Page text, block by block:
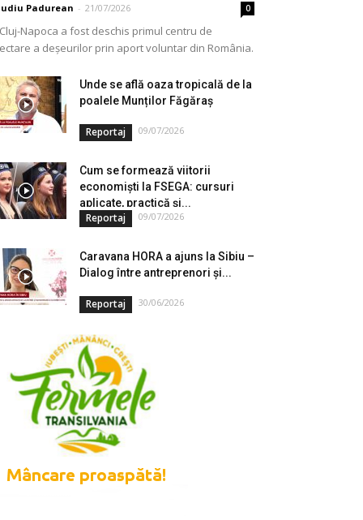
Padurean - 21/07/2026 0
Napoca a fost deschis primul centru de
a deșeurilor prin aport voluntar din România.
Unde se află oaza tropicală de la
poalele Munților Făgăraș
Reportaj 09/07/2026
Cum se formează viitorii
economiști la FSEGA: cursuri
aplicate, practică și...
Reportaj 09/07/2026
Caravana HORA a ajuns la Sibiu –
Dialog între antreprenori și...
Reportaj 30/06/2026